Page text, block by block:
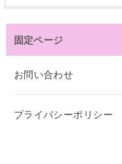
固定ページ
お問い合わせ
プライバシーポリシー